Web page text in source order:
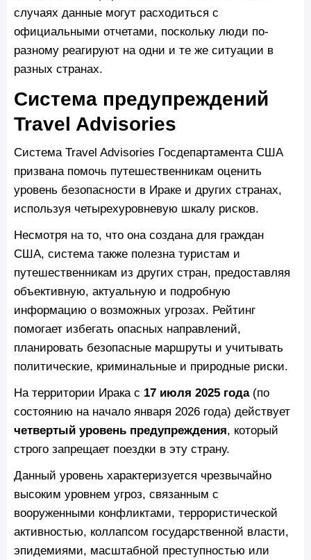
случаях данные могут расходиться с
официальными отчетами, поскольку люди по-
разному реагируют на одни и те же ситуации в
разных странах.
Система предупреждений
Travel Advisories
Система Travel Advisories Госдепартамента США
призвана помочь путешественникам оценить
уровень безопасности в Ираке и других странах,
используя четырехуровневую шкалу рисков.
Несмотря на то, что она создана для граждан
США, система также полезна туристам и
путешественникам из других стран, предоставляя
объективную, актуальную и подробную
информацию о возможных угрозах. Рейтинг
помогает избегать опасных направлений,
планировать безопасные маршруты и учитывать
политические, криминальные и природные риски.
На территории Ирака с 17 июля 2025 года(по
состоянию на начало января 2026 года) действует
четвертый уровень предупреждения, который
строго запрещает поездки в эту страну.
Данный уровень характеризуется чрезвычайно
высоким уровнем угроз, связанным с
вооруженными конфликтами, террористической
активностью, коллапсом государственной власти,
эпидемиями, масштабной преступностью или